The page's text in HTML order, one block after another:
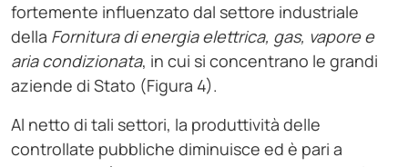
fortemente influenzato dal settore industriale
della Fornitura di energia elettrica, gas, vapore e
aria condizionata, in cui si concentrano le grandi
aziende di Stato (Figura 4).
Al netto di tali settori, la produttività delle
controllate pubbliche diminuisce ed è pari a